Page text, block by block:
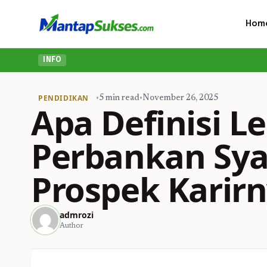
INFO
PENDIDIKAN •5 min read•November 26, 2025
Apa Definisi
Perbankan
Prospek
admrozi
Author